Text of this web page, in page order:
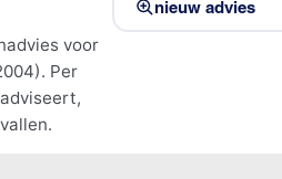
voor
Per
nieuw advies